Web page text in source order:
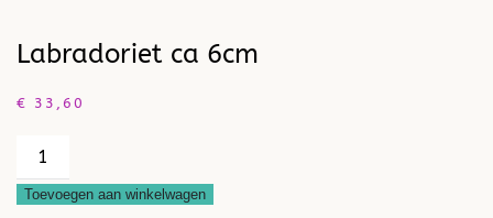
Labradoriet ca 6cm
€ 33,60
Labradoriet
ca
6cm
Toevoegen aan winkelwagen